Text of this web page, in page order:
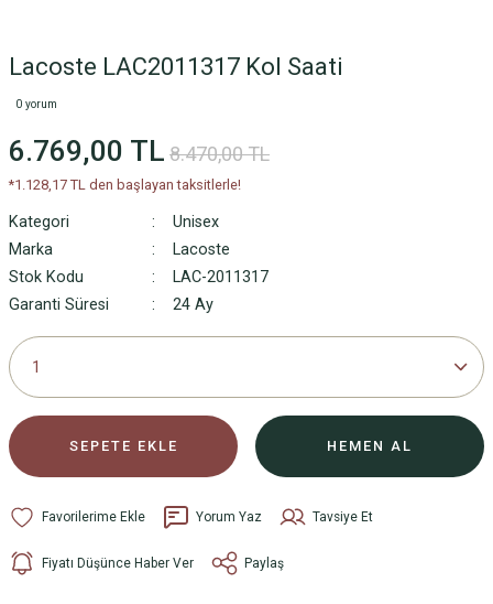
Lacoste LAC2011317 Kol Saati
0 yorum
6.769,00 TL 8.470,00 TL
*1.128,17 TL den başlayan taksitlerle!
Kategori
Unisex
Marka
Lacoste
Stok Kodu
LAC-2011317
Garanti Süresi
24 Ay
SEPETE EKLE HEMEN AL
Yorum Yaz Tavsiye Et
Fiyatı Düşünce Haber Ver Paylaş